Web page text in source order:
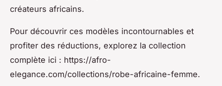
créateurs africains.
Pour découvrir ces modèles incontournables et
profiter des réductions, explorez la collection
complète ici : https://afro-
elegance.com/collections/robe-africaine-femme.